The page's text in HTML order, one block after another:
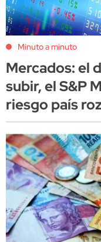
Minuto a minuto
Mercados: el
subir, el S&P
riesgo país